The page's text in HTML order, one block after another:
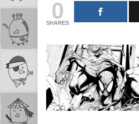
0
SHARES